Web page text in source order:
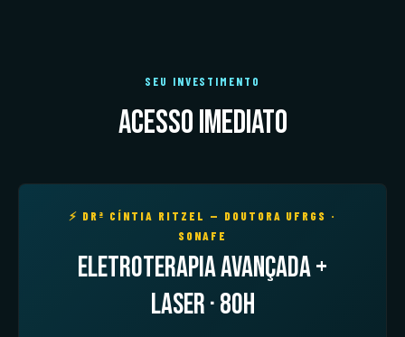
SEU INVESTIMENTO
Acesso imediato
⚡ DRª CÍNTIA RITZEL — DOUTORA UFRGS ·
SONAFE
Eletroterapia Avançada +
Laser · 80h